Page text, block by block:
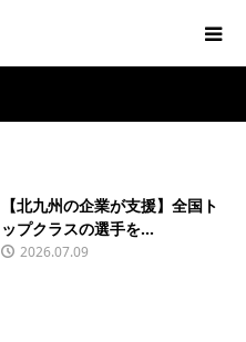
【北九州の企業が支援】全国ト
ップクラスの選手を...
2026.07.09